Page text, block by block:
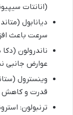
(انانتات
دیانابول
سرعت باعث
ناندرولون
عوارض جانبی
وینسترول
قدرت و کاهش
ترنبولون: